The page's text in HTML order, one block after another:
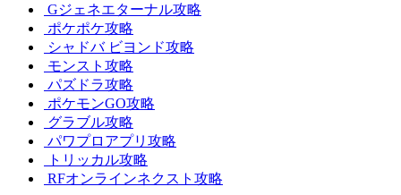
Gジェネエターナル攻略
ポケポケ攻略
シャドバ ビヨンド攻略
モンスト攻略
パズドラ攻略
ポケモンGO攻略
グラブル攻略
パワプロアプリ攻略
トリッカル攻略
RFオンラインネクスト攻略